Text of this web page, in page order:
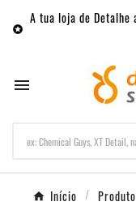

A tua loja de

Início